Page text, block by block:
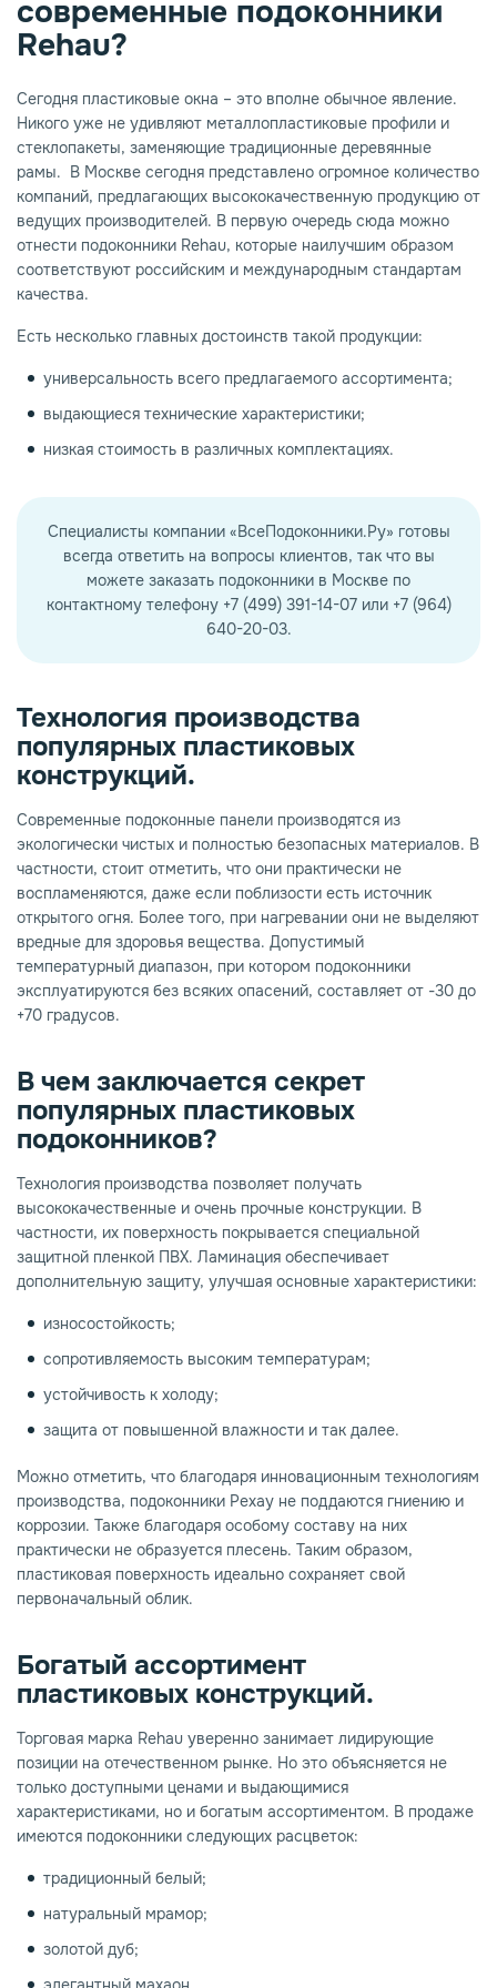
дерево
современные подоконники
Rehau?
Сегодня пластиковые окна – это вполне обычное явление.
Никого уже не удивляют металлопластиковые профили и
стеклопакеты, заменяющие традиционные деревянные
рамы. В Москве сегодня представлено огромное количество
компаний, предлагающих высококачественную продукцию от
ведущих производителей. В первую очередь сюда можно
отнести подоконники Rehau, которые наилучшим образом
соответствуют российским и международным стандартам
качества.
Есть несколько главных достоинств такой продукции:
универсальность всего предлагаемого ассортимента;
выдающиеся технические характеристики;
низкая стоимость в различных комплектациях.
Специалисты компании «ВсеПодоконники.Ру» готовы
всегда ответить на вопросы клиентов, так что вы
можете заказать подоконники в Москве по
контактному телефону +7 (499) 391-14-07 или +7 (964)
640-20-03.
Технология производства
популярных пластиковых
конструкций.
Современные подоконные панели производятся из
экологически чистых и полностью безопасных материалов. В
частности, стоит отметить, что они практически не
воспламеняются, даже если поблизости есть источник
открытого огня. Более того, при нагревании они не выделяют
вредные для здоровья вещества. Допустимый
температурный диапазон, при котором подоконники
эксплуатируются без всяких опасений, составляет от -30 до
+70 градусов.
В чем заключается секрет
популярных пластиковых
подоконников?
Технология производства позволяет получать
высококачественные и очень прочные конструкции. В
частности, их поверхность покрывается специальной
защитной пленкой ПВХ. Ламинация обеспечивает
дополнительную защиту, улучшая основные характеристики:
износостойкость;
сопротивляемость высоким температурам;
устойчивость к холоду;
защита от повышенной влажности и так далее.
Можно отметить, что благодаря инновационным технологиям
производства, подоконники Рехау не поддаются гниению и
коррозии. Также благодаря особому составу на них
практически не образуется плесень. Таким образом,
пластиковая поверхность идеально сохраняет свой
первоначальный облик.
Богатый ассортимент
пластиковых конструкций.
Торговая марка Rehau уверенно занимает лидирующие
позиции на отечественном рынке. Но это объясняется не
только доступными ценами и выдающимися
характеристиками, но и богатым ассортиментом. В продаже
имеются подоконники следующих расцветок:
традиционный белый;
натуральный мрамор;
золотой дуб;